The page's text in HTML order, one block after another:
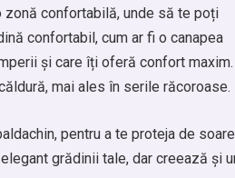
zonă confortabilă, unde să te poți
confortabil, cum ar fi o canapea
și care îți oferă confort maxim.
mai ales în serile răcoroase.
pentru a te proteja de soare
grădinii tale, dar creează și